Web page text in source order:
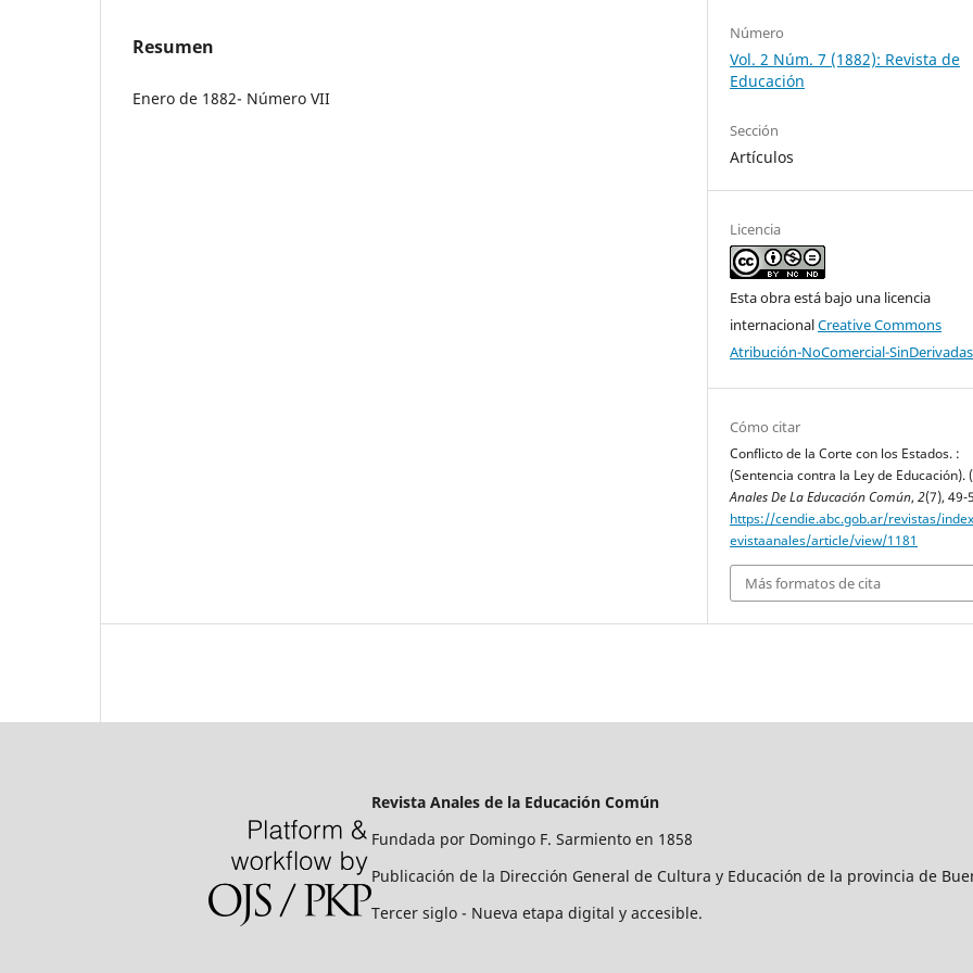
Resumen
Enero de 1882- Número VII
Número
Vol. 2 Núm. 7 (1882): Revista de
Educación
Sección
Artículos
Licencia
Esta obra está bajo una licencia
internacionalCreative Commons
Atribución-NoComercial-
Cómo citar
Conflicto de la Corte con los Estados. :
(Sentencia contra la Ley de Educación).
Anales De La Educación Común, 2(7), 49-
https://cendie.abc.gob.ar/revistas/
evistaanales/article/view/1181
Más formatos de cita
Revista Anales de la Educación Común
Fundada por Domingo F. Sarmiento en 1858
Publicación de la Dirección General de Cultura y Educación de la provincia de
Tercer siglo - Nueva etapa digital y accesible.